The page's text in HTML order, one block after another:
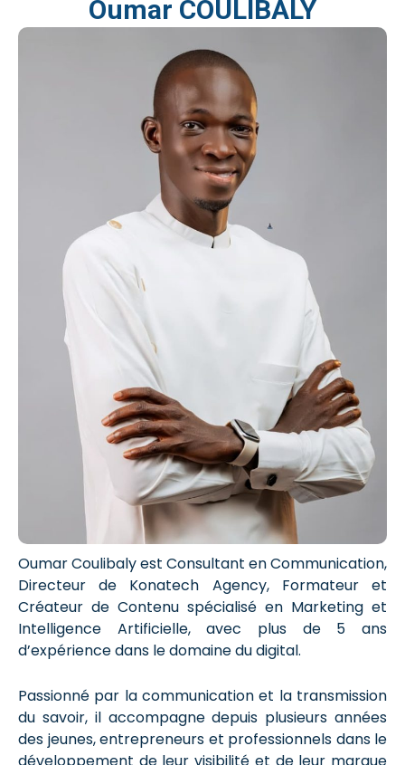
Oumar COULIBALY
Oumar Coulibaly est Consultant en Communication,
Directeur de Konatech Agency, Formateur et
Créateur de Contenu spécialisé en Marketing et
Intelligence Artificielle, avec plus de 5 ans
d’expérience dans le domaine du digital.
Passionné par la communication et la transmission
du savoir, il accompagne depuis plusieurs années
des jeunes, entrepreneurs et professionnels dans le
développement de leur visibilité et de leur marque